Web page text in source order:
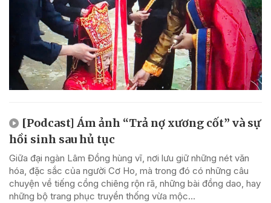
[Podcast] Ám ảnh “Trả nợ xương cốt” và sự
hồi sinh sau hủ tục
Giữa đại ngàn Lâm Đồng hùng vĩ, nơi lưu giữ những nét văn
hóa, đặc sắc của người Cơ Ho, mà trong đó có những câu
chuyện về tiếng cồng chiêng rộn rã, những bài đồng dao, hay
những bộ trang phục truyền thống vừa mộc...